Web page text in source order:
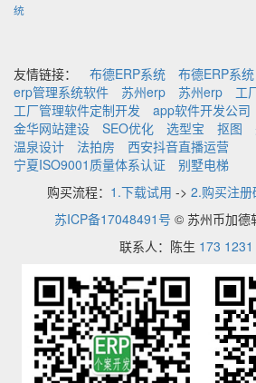
统
友情链接： 布德ERP系统 布德ERP系统
erp管理系统软件
苏州erp 苏州erp
工
工厂管理软件定制开发
app软件开发公司
金华网站建设
SEO优化 选型宝 抠图
温泉设计
法拍房
西安抖音直播运营
宁夏ISO9001质量体系认证
别墅电梯
购买流程： 1.下载试用 -> 2.购买注册
苏ICP备17048491号 © 苏州币加德
联系人：陈生 173